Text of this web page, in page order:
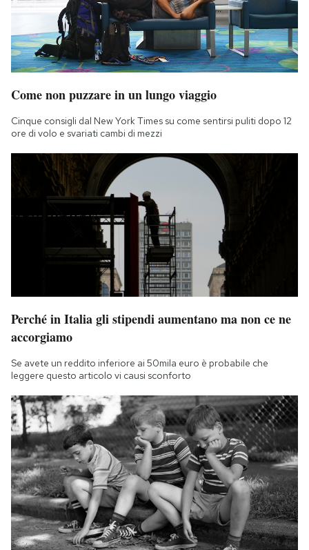
Come non puzzare in un lungo viaggio
Cinque consigli dal New York Times su come sentirsi puliti dopo 12
ore di volo e svariati cambi di mezzi
Perché in Italia gli stipendi aumentano ma non ce ne
accorgiamo
Se avete un reddito inferiore ai 50mila euro è probabile che
leggere questo articolo vi causi sconforto